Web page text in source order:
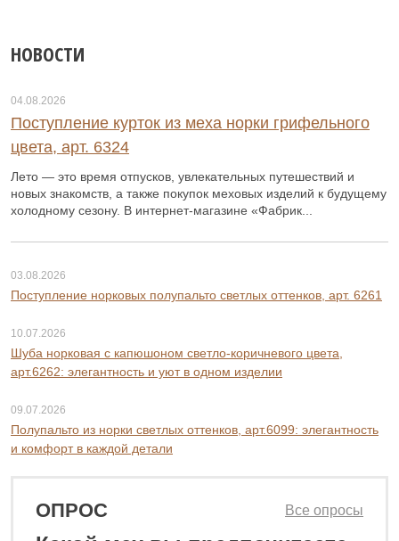
НОВОСТИ
04.08.2026
Поступление курток из меха норки грифельного
цвета, арт. 6324
Лето — это время отпусков, увлекательных путешествий и
новых знакомств, а также покупок меховых изделий к будущему
холодному сезону. В интернет-магазине «Фабрик...
03.08.2026
Поступление норковых полупальто светлых оттенков, арт. 6261
10.07.2026
Шуба норковая с капюшоном светло-коричневого цвета,
арт.6262: элегантность и уют в одном изделии
09.07.2026
Полупальто из норки светлых оттенков, арт.6099: элегантность
и комфорт в каждой детали
ОПРОС Все опросы